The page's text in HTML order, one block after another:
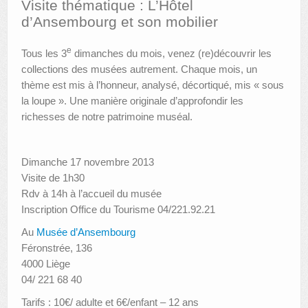
AUTRES LIEUX
ANIMATIONS DES MUSÉES
PUBLICATIONS
LES APPELS À PROJETS
Visite thématique : L’Hôtel
d’Ansembourg et son mobilier
Tous les 3e dimanches du mois, venez (re)découvrir les
collections des musées autrement. Chaque mois, un
thème est mis à l’honneur, analysé, décortiqué, mis « sous
la loupe ». Une manière originale d’approfondir les
richesses de notre patrimoine muséal.
Dimanche 17 novembre 2013
Visite de 1h30
Rdv à 14h à l’accueil du musée
Inscription Office du Tourisme 04/221.92.21
Au Musée d’Ansembourg
Féronstrée, 136
4000 Liège
04/ 221 68 40
Tarifs : 10€/ adulte et 6€/enfant – 12 ans